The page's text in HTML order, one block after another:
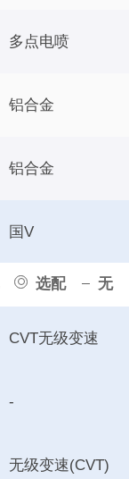
选配 无
多点电喷
铝合金
铝合金
国V
CVT无级变速
-
无级变速(CVT)